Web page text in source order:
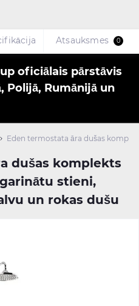
oficiālais pārstāvis
Polijā, Rumānijā un
Eden termostata āra dušas
dušas komplekts
stieni,
un rokas dušu
Atsauksmes 0